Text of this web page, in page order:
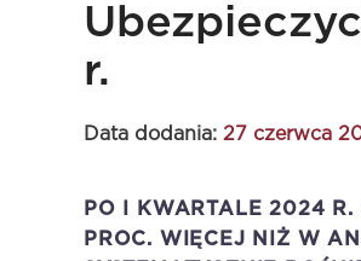
r.
Data dodania: 27 czerwca
PO I KWARTALE 2024 R.
PROC. WIĘCEJ NIŻ W